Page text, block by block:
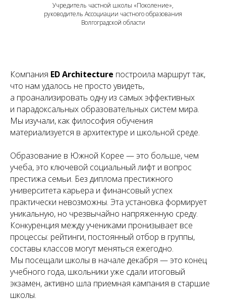
Учредитель частной школы «Поколение»,
руководитель Ассоциации частного образования
Волгоградской области
Компания ED Architecture построила маршрут так,
что нам удалось не просто увидеть,
а проанализировать одну из самых эффективных
и парадоксальных образовательных систем мира.
Мы изучали, как философия обучения
материализуется в архитектуре и школьной среде.
Образование в Южной Корее — это больше, чем
учеба, это ключевой социальный лифт и вопрос
престижа семьи. Без диплома престижного
университета карьера и финансовый успех
практически невозможны. Эта установка формирует
уникальную, но чрезвычайно напряженную среду.
Конкуренция между учениками пронизывает все
процессы: рейтинги, постоянный отбор в группы,
составы классов могут меняться ежегодно.
Мы посещали школы в начале декабря — это конец
учебного года, школьники уже сдали итоговый
экзамен, активно шла приемная кампания в старшие
школы.